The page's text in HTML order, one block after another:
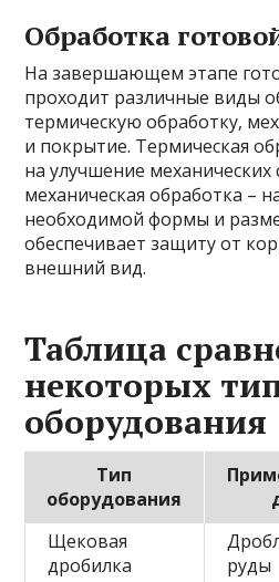
Обработка
На завершающем этапе
проходит различные виды
термическую обработку,
и покрытие. Термическая
на улучшение механических
механическая обработка –
необходимой формы и
обеспечивает защиту от
внешний вид.
Таблица
некоторых
оборудования
Тип
оборудования
Щековая
дробилка
руды